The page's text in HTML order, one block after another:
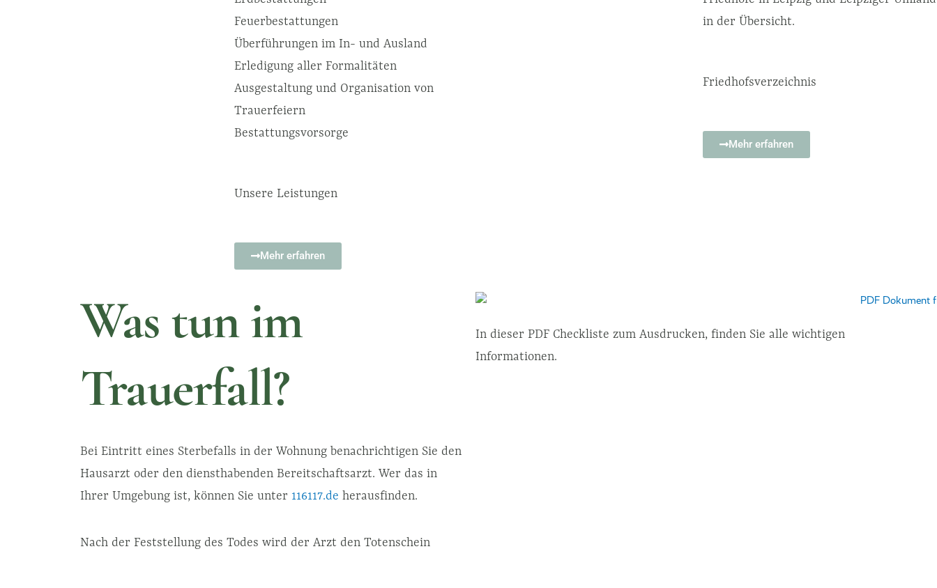
Feuerbestattungen
Überführungen im In- und Ausland
Erledigung aller Formalitäten
Ausgestaltung und Organisation von
Trauerfeiern
Bestattungsvorsorge
Unsere Leistungen
Mehr erfahren
in der Übersicht.
Friedhofsverzeichnis
Mehr erfahren
Was tun im
Trauerfall?
Bei Eintritt eines Sterbefalls in der Wohnung benachrichtigen Sie den
Hausarzt oder den diensthabenden Bereitschaftsarzt. Wer das in
Ihrer Umgebung ist, können Sie unter 116117.de herausfinden.
Nach der Feststellung des Todes wird der Arzt den Totenschein
In dieser PDF Checkliste zum Ausdrucken, finden Sie alle wichtigen
Informationen.